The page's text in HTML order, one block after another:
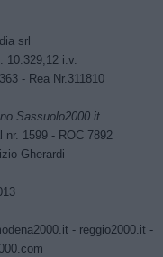
srl
10.329,12 i.v.
- Rea Nr.311810
Sassuolo2000.it
nr. 1599 - ROC 7892
Gherardi
- reggio2000.it -